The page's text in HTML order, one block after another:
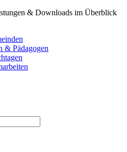
& Downloads im Überblick
& Pädagogen